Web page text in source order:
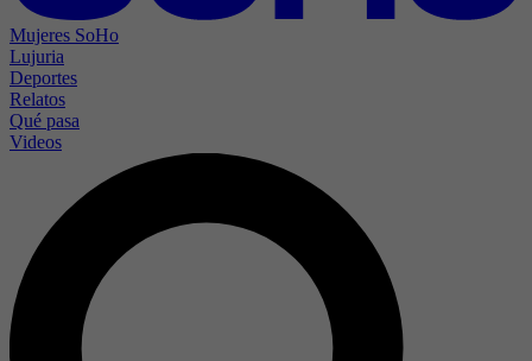
Mujeres SoHo
Lujuria
Deportes
Relatos
Qué pasa
Videos